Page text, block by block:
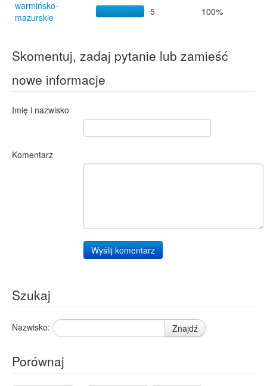
warmińsko-
mazurskie
5 100%
Skomentuj, zadaj pytanie lub zamieść
nowe informacje
Imię i nazwisko
Komentarz
Wyślij komentarz
Szukaj
Nazwisko: Znajdź
Porównaj